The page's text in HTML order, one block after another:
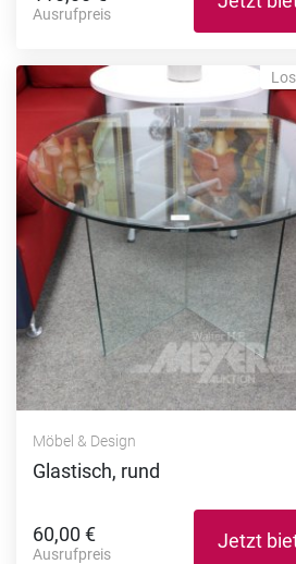
Ausrufpreis
Möbel & Design
Glastisch, rund
60,00 €
Ausrufpreis
Jetzt